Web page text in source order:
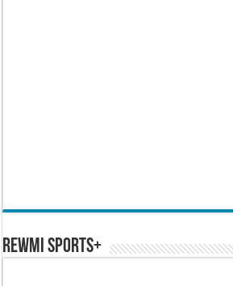
REWMI SPORTS+